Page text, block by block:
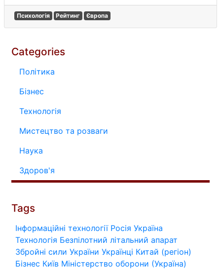
Психологія Рейтинг Європа
Categories
Політика
Бізнес
Технологія
Мистецтво та розваги
Наука
Здоров'я
Tags
Інформаційні технології Росія Україна
Технологія Безпілотний літальний апарат
Збройні сили України Українці Китай (регіон)
Бізнес Київ Міністерство оборони (Україна)